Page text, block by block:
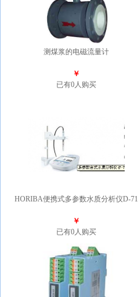
测煤浆的电磁流量计
￥
已有0人购买
HORIBA便携式多参数水质分析仪D-71
￥
已有0人购买